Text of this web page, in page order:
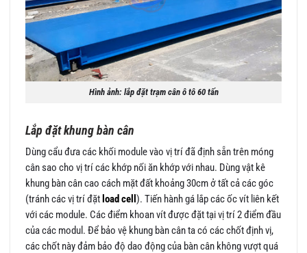
Hình ảnh: lắp đặt trạm cân ô tô 60 tấn
Lắp đặt khung bàn cân
Dùng cẩu đưa các khối module vào vị trí đã định sẵn trên móng
cân sao cho vị trí các khớp nối ăn khớp với nhau. Dùng vật kê
khung bàn cân cao cách mặt đất khoảng 30cm ở tất cả các góc
(tránh các vị trí đặt load cell). Tiến hành gá lắp các ốc vít liên kết
với các module. Các điểm khoan vít được đặt tại vị trí 2 điểm đầu
của các modul. Để bảo vệ khung bàn cân ta có các chốt định vị,
các chốt này đảm bảo độ dao động của bàn cân không vượt quá